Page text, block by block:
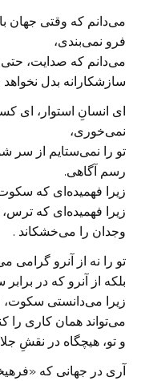
می‌دانم که وقتی جهان
فرو نمی‌بندی،
می‌دانم که صدایت،
سازشکارانه بدل
ای انسانِ استوار، ای
نمی‌خوری،
تو را نمی‌ستایم از سر
رسم آگاهی.
زیرا فهمیده‌ای که
زیرا فهمیده‌ای که
وجدان را می‌خشکاند .
تو را نه از آنرو گرامی
بلکه از آنرو که در
زیرا می‌دانستی سکوت،
می‌تواند همان کاری را
و تو، هیچگاه در نقشِ
آری در جهانی که